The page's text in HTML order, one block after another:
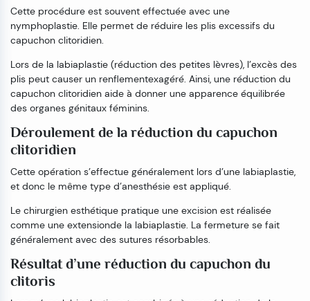
Cette procédure est souvent effectuée avec une
nymphoplastie. Elle permet de réduire les plis excessifs du
capuchon clitoridien.
Lors de la labiaplastie (réduction des petites lèvres), l’excès des
plis peut causer un renflementexagéré. Ainsi, une réduction du
capuchon clitoridien aide à donner une apparence équilibrée
des organes génitaux féminins.
Déroulement de la réduction du capuchon
clitoridien
Cette opération s’effectue généralement lors d’une labiaplastie,
et donc le même type d’anesthésie est appliqué.
Le chirurgien esthétique pratique une excision est réalisée
comme une extensionde la labiaplastie. La fermeture se fait
généralement avec des sutures résorbables.
Résultat d’une réduction du capuchon du
clitoris